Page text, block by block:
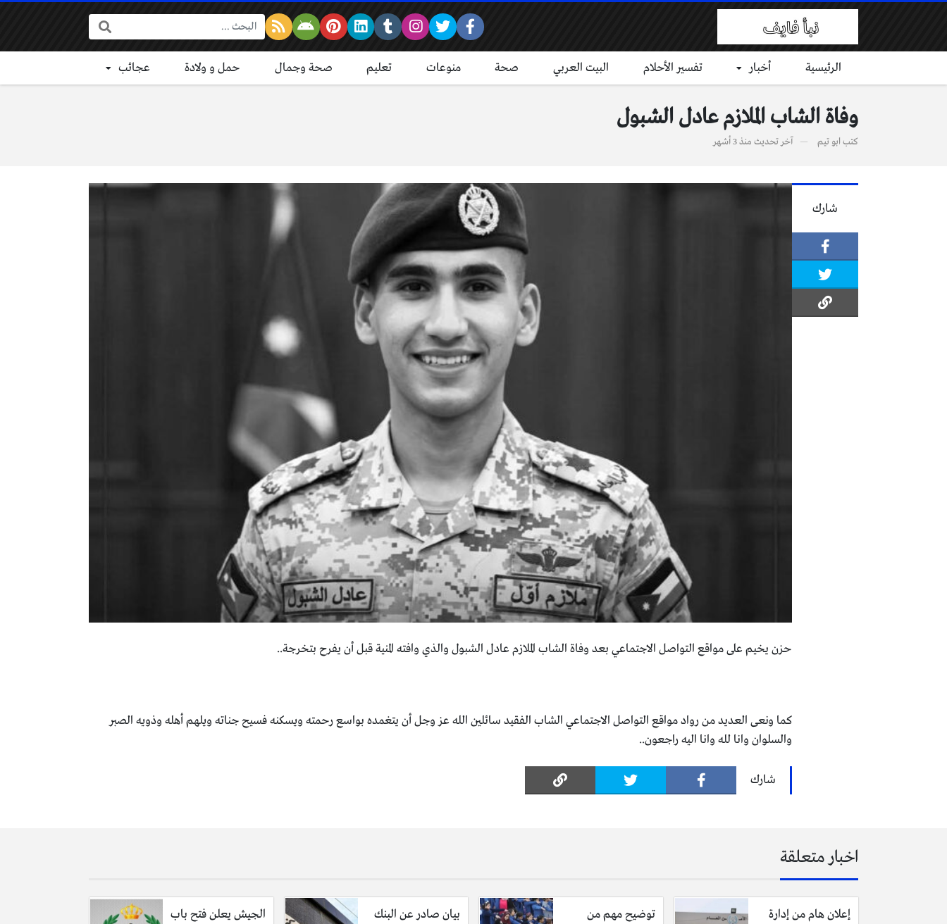
البحث:
الرئيسية أخبار تفسير الأحلام البيت العربي صحة منوعات تعليم صحة وجمال حمل و ولادة عجائب
وفاة الشاب الملازم عادل الشبول
كتب ابو تيم آخر تحديث منذ 3 أشهر
شارك
حزن يخيم على مواقع التواصل الاجتماعي بعد وفاة الشاب الملازم عادل الشبول والذي وافته المنية قبل أن يفرح بتخرجة..
كما ونعى العديد من رواد مواقع التواصل الاجتماعي الشاب الفقيد سائلين الله عز وجل أن يتغمده بواسع رحمته ويسكنه فسيح جناته ويلهم أهله وذويه الصبر
والسلوان وانا لله وانا اليه راجعون..
شارك
اخبار متعلقة
إعلان هام من إدارة
توضيح مهم من
بيان صادر عن البنك
الجيش يعلن فتح باب